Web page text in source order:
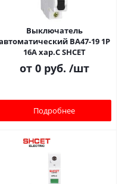
Выключатель
ВА47-19 1Р
16A хар.C SHCET
от 0 руб. /шт
Подробнее